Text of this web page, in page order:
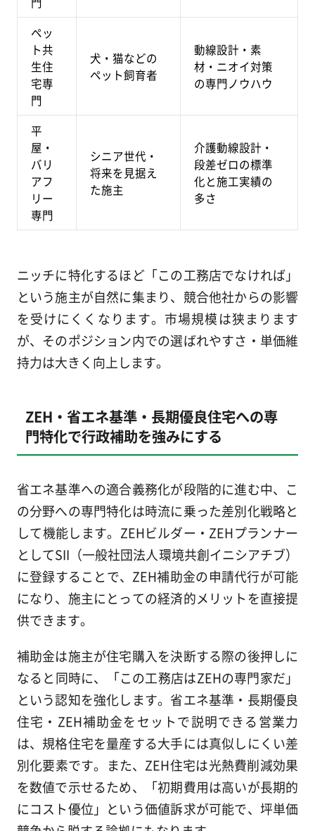
ペッ
ト共
生住
宅専
門
犬・猫などの
ペット飼育者
動線設計・素
材・ニオイ対策
の専門ノウハウ
平
屋・
バリ
アフ
リー
専門
シニア世代・
将来を見据え
た施主
介護動線設計・
段差ゼロの標準
化と施工実績の
多さ
ニッチに特化するほど「この工務店でなければ」
という施主が自然に集まり、競合他社からの影響
を受けにくくなります。市場規模は狭まります
が、そのポジション内での選ばれやすさ・単価維
持力は大きく向上します。
ZEH・省エネ基準・長期優良住宅への専
門特化で行政補助を強みにする
省エネ基準への適合義務化が段階的に進む中、こ
の分野への専門特化は時流に乗った差別化戦略と
して機能します。ZEHビルダー・ZEHプランナー
としてSII（一般社団法人環境共創イニシアチブ）
に登録することで、ZEH補助金の申請代行が可能
になり、施主にとっての経済的メリットを直接提
供できます。
補助金は施主が住宅購入を決断する際の後押しに
なると同時に、「この工務店はZEHの専門家だ」
という認知を強化します。省エネ基準・長期優良
住宅・ZEH補助金をセットで説明できる営業力
は、規格住宅を量産する大手には真似しにくい差
別化要素です。また、ZEH住宅は光熱費削減効果
を数値で示せるため、「初期費用は高いが長期的
にコスト優位」という価値訴求が可能で、坪単価